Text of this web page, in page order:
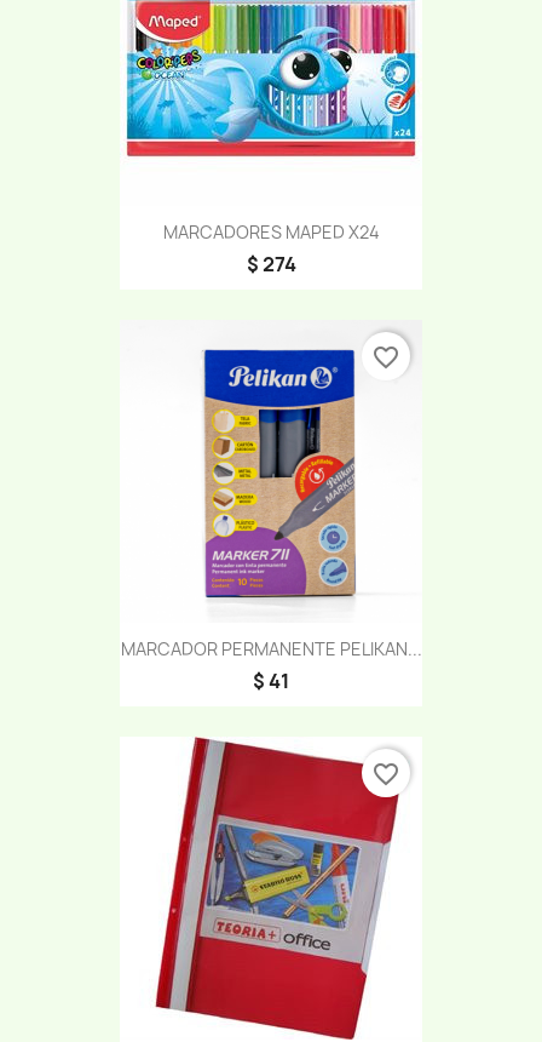
MARCADORES MAPED X24
$ 274
MARCADOR PERMANENTE PELIKAN...
$ 41
favorite_border
favorite_border